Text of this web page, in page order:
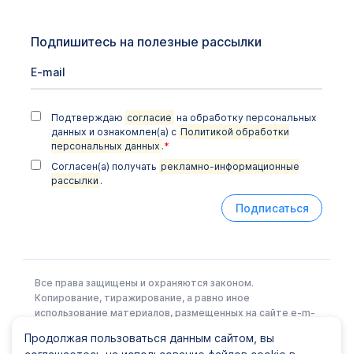
Подпишитесь на полезные рассылки
Подтверждаю согласие на обработку персональных
данных и ознакомлен(а) с Политикой обработки
персональных данных .*
Согласен(а) получать рекламно-информационные
рассылки .
Подписаться
Все права защищены и охраняются законом.
Копирование, тиражирование, а равно иное
использование материалов, размещенных на сайте e-m-
Правообладателя.
Продолжая пользоваться данным сайтом, вы